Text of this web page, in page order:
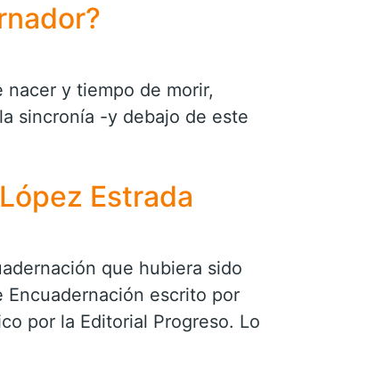
y tiempo de morir,
sincronía -y debajo de este
Estrada
que hubiera sido
escrito por
por la Editorial Progreso. Lo